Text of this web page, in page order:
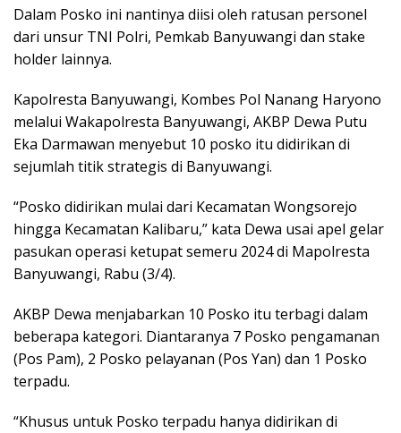
Dalam Posko ini nantinya diisi oleh ratusan personel
dari unsur TNI Polri, Pemkab Banyuwangi dan stake
holder lainnya.
Kapolresta Banyuwangi, Kombes Pol Nanang Haryono
melalui Wakapolresta Banyuwangi, AKBP Dewa Putu
Eka Darmawan menyebut 10 posko itu didirikan di
sejumlah titik strategis di Banyuwangi.
“Posko didirikan mulai dari Kecamatan Wongsorejo
hingga Kecamatan Kalibaru,” kata Dewa usai apel gelar
pasukan operasi ketupat semeru 2024 di Mapolresta
Banyuwangi, Rabu (3/4).
AKBP Dewa menjabarkan 10 Posko itu terbagi dalam
beberapa kategori. Diantaranya 7 Posko pengamanan
(Pos Pam), 2 Posko pelayanan (Pos Yan) dan 1 Posko
terpadu.
“Khusus untuk Posko terpadu hanya didirikan di